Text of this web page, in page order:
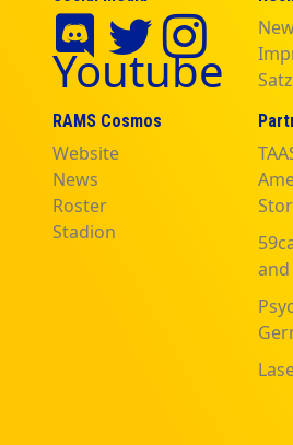
Youtube
RAMS Cosmos
Website
News
Roster
Stadion